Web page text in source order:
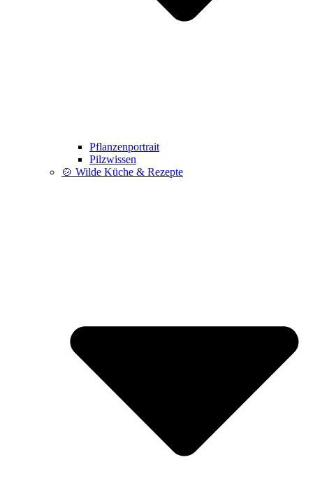
Pflanzenportrait
Pilzwissen
🍲 Wilde Küche & Rezepte